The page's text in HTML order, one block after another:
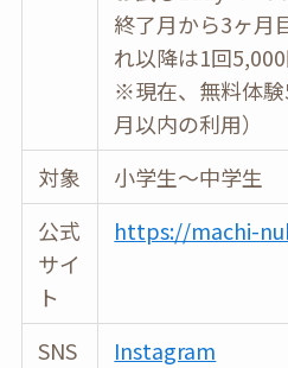
終了月から3ヶ月
れ以降は1回5,000
※現在、無料体
月以内の利用）
対象
小学生〜中学生
公式
サイ
ト
https://machi-
SNS Instagram